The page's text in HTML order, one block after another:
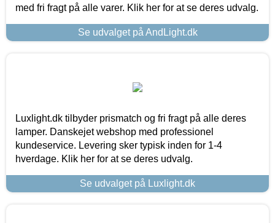
med fri fragt på alle varer. Klik her for at se deres udvalg.
Se udvalget på AndLight.dk
Luxlight.dk tilbyder prismatch og fri fragt på alle deres
lamper. Danskejet webshop med professionel
kundeservice. Levering sker typisk inden for 1-4
hverdage. Klik her for at se deres udvalg.
Se udvalget på Luxlight.dk